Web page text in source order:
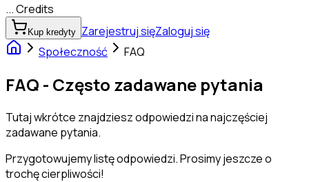
... Credits
Kup kredyty Zarejestruj sięZaloguj się
Społeczność
FAQ
FAQ - Często zadawane pytania
Tutaj wkrótce znajdziesz odpowiedzi na najczęściej
zadawane pytania.
Przygotowujemy listę odpowiedzi. Prosimy jeszcze o
trochę cierpliwości!